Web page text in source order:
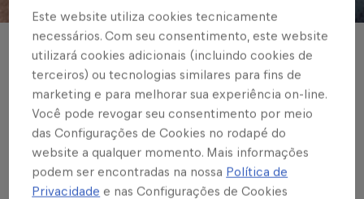
FUTEBOL MASCULINO
Pitta, Viking... como
preferirem!
Novo centroavante do Braga falou com
exclusividade à Massa Bruta TV
Este website utiliza cookies tecnicamente
necessários. Com seu consentimento, este website
utilizará cookies adicionais (incluindo cookies de
terceiros) ou tecnologias similares para fins de
marketing e para melhorar sua experiência on-line.
Você pode revogar seu consentimento por meio
das Configurações de Cookies no rodapé do
website a qualquer momento. Mais informações
podem ser encontradas na nossa Política de
Privacidade e nas Configurações de Cookies